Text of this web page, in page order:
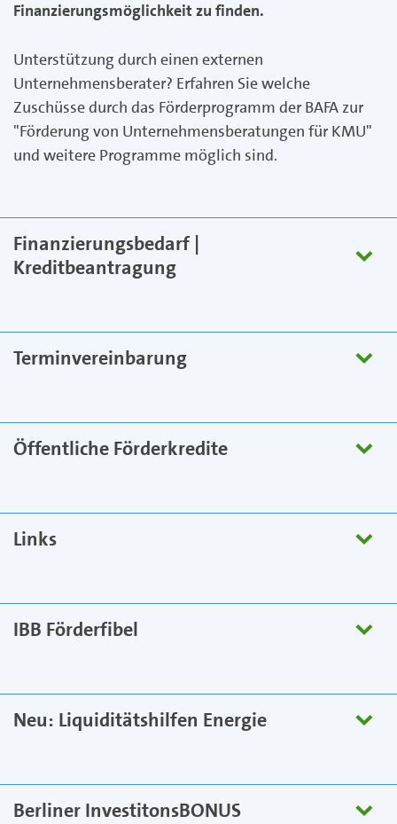
Finanzierungsmöglichkeit zu finden.
Unterstützung durch einen externen
Unternehmensberater? Erfahren Sie welche
Zuschüsse durch das Förderprogramm der BAFA zur
"Förderung von Unternehmensberatungen für KMU"
und weitere Programme möglich sind.
Finanzierungsbedarf |
Kreditbeantragung
Terminvereinbarung
Öffentliche Förderkredite
Links
IBB Förderfibel
Neu: Liquiditätshilfen Energie
Berliner InvestitonsBONUS